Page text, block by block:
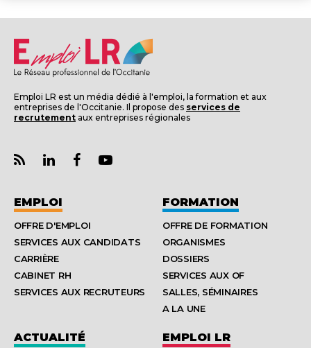
Emploi LR est un média dédié à l'emploi, la formation et aux
entreprises de l'Occitanie. Il propose des services de
recrutement aux entreprises régionales
EMPLOI
OFFRE D'EMPLOI
SERVICES AUX CANDIDATS
CARRIÈRE
CABINET RH
SERVICES AUX RECRUTEURS
FORMATION
OFFRE DE FORMATION
ORGANISMES
DOSSIERS
SERVICES AUX OF
SALLES, SÉMINAIRES
A LA UNE
ACTUALITÉ EMPLOI LR